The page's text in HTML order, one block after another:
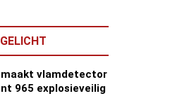
maakt vlamdetector
965 explosieveilig